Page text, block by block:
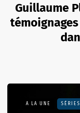
Guillaume
A LA UNE